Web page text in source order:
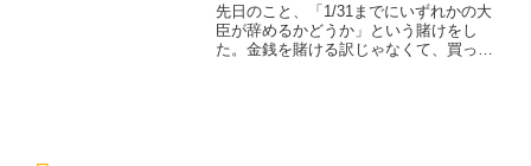
先日のこと、「1/31までにいずれかの大
臣が辞めるかどうか」という賭けをし
た。金銭を賭ける訳じゃなくて、買った